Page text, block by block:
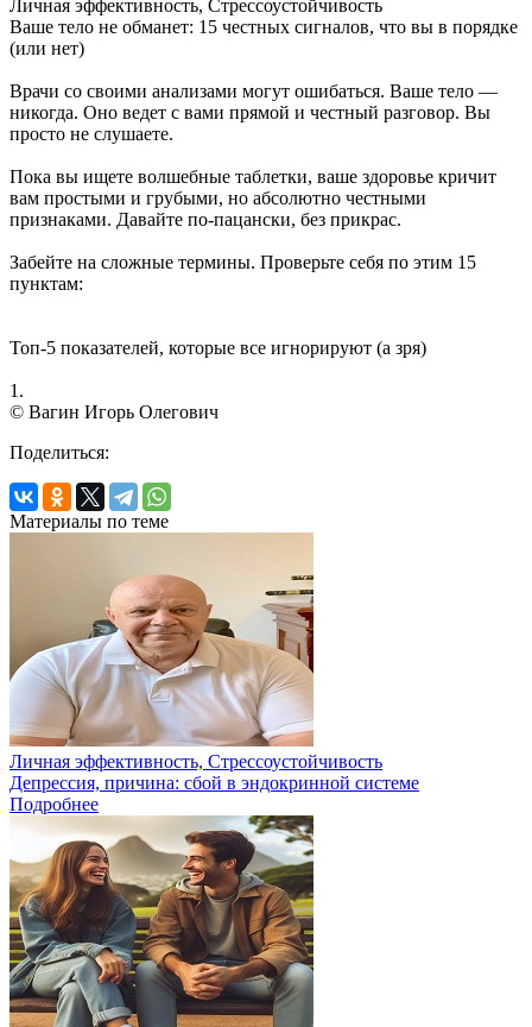
Личная эффективность, Стрессоустойчивость
Ваше тело не обманет: 15 честных сигналов, что вы в порядке
(или нет)
Врачи со своими анализами могут ошибаться. Ваше тело —
никогда. Оно ведет с вами прямой и честный разговор. Вы
просто не слушаете.
Пока вы ищете волшебные таблетки, ваше здоровье кричит
вам простыми и грубыми, но абсолютно честными
признаками. Давайте по-пацански, без прикрас.
Забейте на сложные термины. Проверьте себя по этим 15
пунктам:
Топ-5 показателей, которые все игнорируют (а зря)
1.
© Вагин Игорь Олегович
Поделиться:
Материалы по теме
Личная эффективность, Стрессоустойчивость
Депрессия, причина: сбой в эндокринной системе
Подробнее